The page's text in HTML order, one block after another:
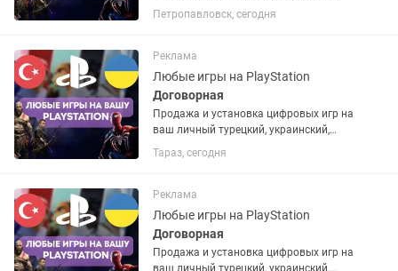
американский или польский PSN
аккаунт. Если аккаунта нет – помогу
запросу. Работают на PS4 и...
Петропавловск, сегодня
Реклама
Любые игры на PlayStation
Договорная
Продажа и установка цифровых игр на
ваш личный турецкий, украинский,
американский или польский PSN
аккаунт. Если аккаунта нет – помогу
запросу. Работают на PS4 и...
Тараз, сегодня
Реклама
Любые игры на PlayStation
Договорная
Продажа и установка цифровых игр на
ваш личный турецкий, украинский,